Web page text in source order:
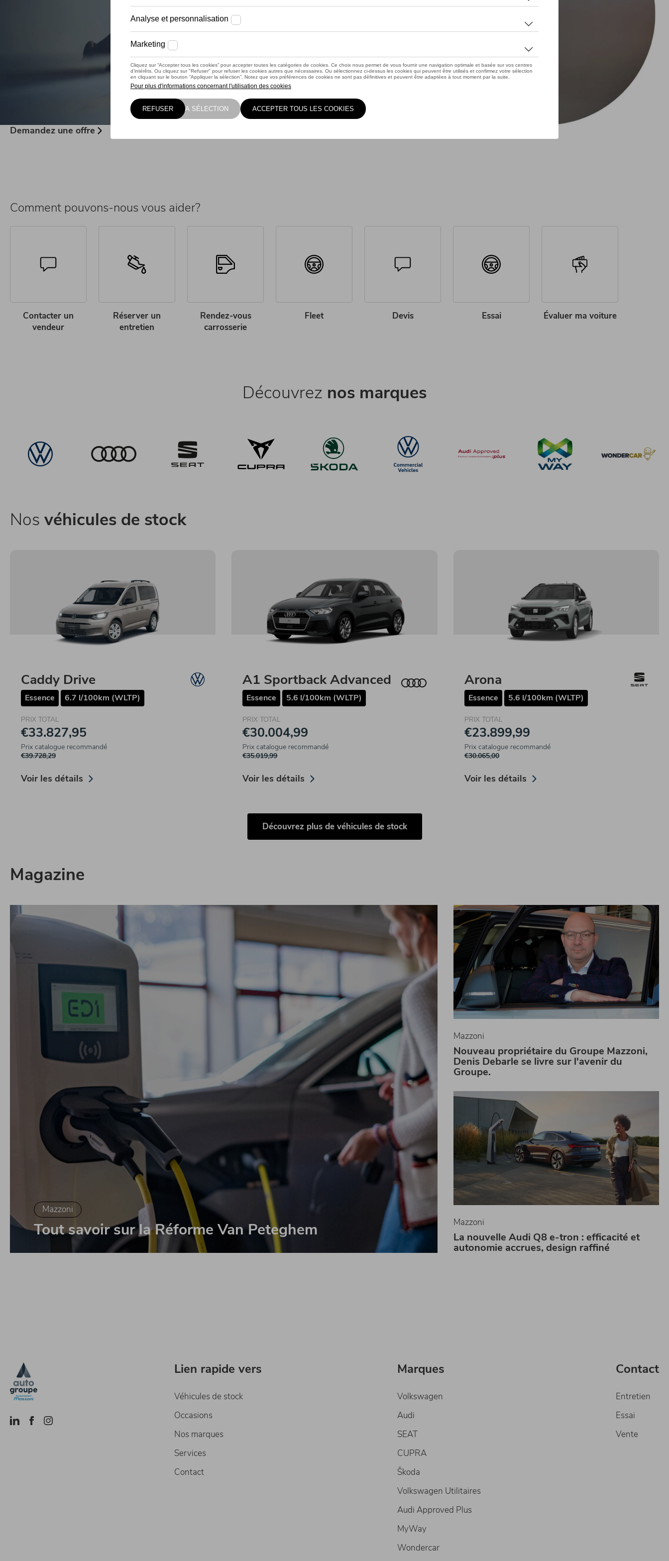
Demandez une offre
Comment pouvons-nous vous aider?
Contacter un
vendeur
Réserver un
entretien
Rendez-vous
carrosserie
Fleet Devis Essai Évaluer ma voiture
Découvrez nos marques
Nos véhicules de stock
Caddy Drive
Essence 6.7 l/100km (WLTP)
PRIX TOTAL
€33.827,95
Prix catalogue recommandé
€39.728,29
Voir les détails
A1 Sportback Advanced
Essence 5.6 l/100km (WLTP)
PRIX TOTAL
€30.004,99
Prix catalogue recommandé
€35.019,99
Voir les détails
Arona
Essence 5.6 l/100km (WLTP)
PRIX TOTAL
€23.899,99
Prix catalogue recommandé
€30.065,00
Voir les détails
Découvrez plus de véhicules de stock
Magazine
Mazzoni
Tout savoir sur la Réforme Van Peteghem
Mazzoni
Nouveau propriétaire du Groupe Mazzoni,
Denis Debarle se livre sur l'avenir du
Groupe.
Mazzoni
La nouvelle Audi Q8 e-tron : efficacité et
autonomie accrues, design raffiné
Lien rapide vers
Véhicules de stock
Occasions
Nos marques
Services
Contact
Marques
Volkswagen
Audi
SEAT
CUPRA
Škoda
Volkswagen Utilitaires
Audi Approved Plus
MyWay
Wondercar
Contact
Entretien
Essai
Vente